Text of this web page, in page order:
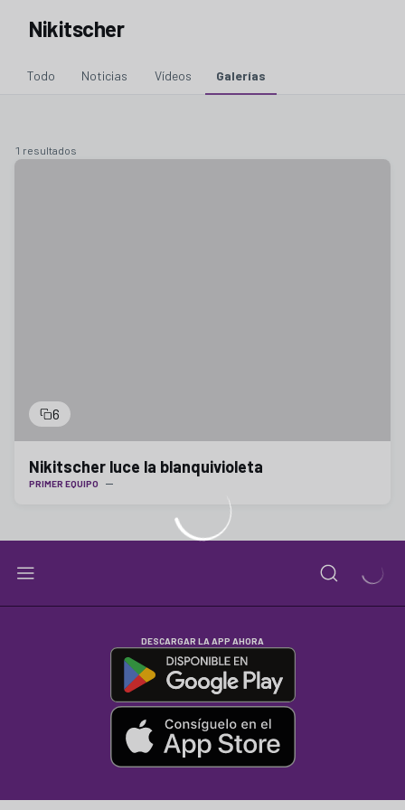
Nikitscher
Todo Noticias Vídeos Galerías
1 resultados
6
Nikitscher luce la blanquivioleta
PRIMER EQUIPO
DESCARGAR LA APP AHORA